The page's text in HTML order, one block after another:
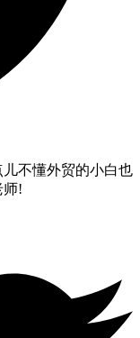
不懂外贸的小白也
师!